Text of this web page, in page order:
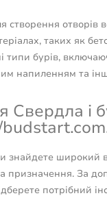
створення отворів
таких як
типи бурів,
напиленням та
Свердла і
знайдете широкий
призначення. За
потрібний